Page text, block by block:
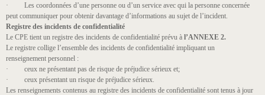
· Les coordonnées d’une personne ou d’un service avec qui la personne concernée
peut communiquer pour obtenir davantage d’informations au sujet de l’incident.
Registre des incidents de confidentialité
Le CPE tient un registre des incidents de confidentialité prévu à l’ANNEXE 2.
Le registre collige l’ensemble des incidents de confidentialité impliquant un
renseignement personnel ​:
· ceux ne présentant pas de risque de préjudice sérieux​ et;
· ceux présentant un risque de préjudice sérieux​.
Les renseignements contenus au registre des incidents de confidentialité sont tenus à jour